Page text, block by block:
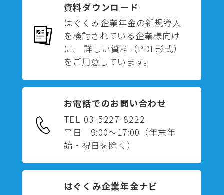
資料ダウンロード
はぐくみ企業年金の新規導入
を検討されている企業様向け
に、 詳しい資料（PDF形式）
をご用意しています。
お電話でのお問い合わせ
TEL 03-5227-8222
平日 9:00～17:00 （年末年
始・祝日を除く）
はぐくみ企業年金ナビ